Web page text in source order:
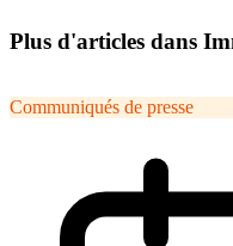
Plus d'articles dans
Communiqués de presse